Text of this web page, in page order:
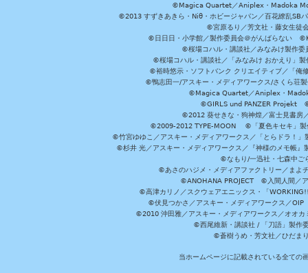
©Magica Quartet／Aniplex・Madoka
©2013 すずきあきら・Niθ・ホビージャパン／百花繚乱
©宮原るり／芳文社・藤女生徒
©日日日・小学館／製作委員会＠がんばらない
©桜場コハル・講談社／みなみけ製作
©桜場コハル・講談社／「みなみけ おかえり」
©裕時悠示・ソフトバンク クリエイティブ／「
©鴨志田一/アスキー・メディアワークス/さく
©Magica Quartet／Aniplex・
©GIRLS und PANZER Projekt ©
©2012 葵せきな・狗神煌／富士見書
©2009-2012 TYPE-MOON ©「夏色キセキ」製
©竹宮ゆゆこ／アスキー・メディアワークス／「とらドラ！
©杉井 光／アスキー・メディアワークス／『神様のメモ帳
©なもり/一迅社・七森中
©あさのハジメ・メディアファクトリー／ま
©ANOHANA PROJECT ©入間人間／ア
©高津カリノ／スクウェアエニックス・「
©伏見つかさ／アスキー・メディアワークス／
©2010 沖田雅／アスキー・メディアワークス／オオ
©西尾維新・講談社 / 「刀語」製作
©蒼樹うめ・芳文社／ひだま
当ホームページに記載されている全ての